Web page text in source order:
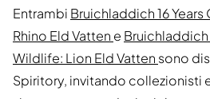
Entrambi Bruichladdich 16
Rhino Eld Vatten e Bruichladdich
Wildlife: Lion Eld Vatten sono
Spiritory, invitando collezionisti